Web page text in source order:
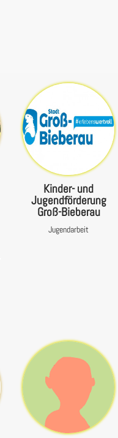
Kinder- und
Jugendförderung
Groß-Bieberau
Jugendarbeit